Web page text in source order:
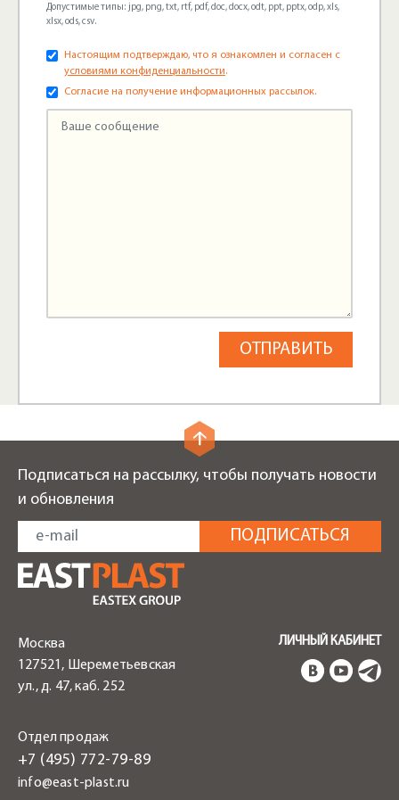
Допустимые типы: jpg, png, txt, rtf, pdf, doc, docx, odt, ppt, pptx, odp, xls,
xlsx, ods, csv.
Настоящим подтверждаю, что я ознакомлен и согласен с
условиями конфиденциальности.
Согласие на получение информационных рассылок.
Подписаться на рассылку, чтобы получать новости
и обновления
Москва
127521, Шереметьевская
ул., д. 47, каб. 252
Отдел продаж
+7 (495) 772-79-89
info@east-plast.ru
ЛИЧНЫЙ КАБИНЕТ